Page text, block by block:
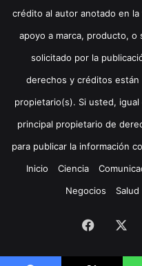
crédito al autor anotado en
apoyo a marca, producto,
solicitado por la
derechos y créditos
propietario(s). Si usted,
principal propietario de
para publicar la información
Inicio
Ciencia
Negocios
Salud